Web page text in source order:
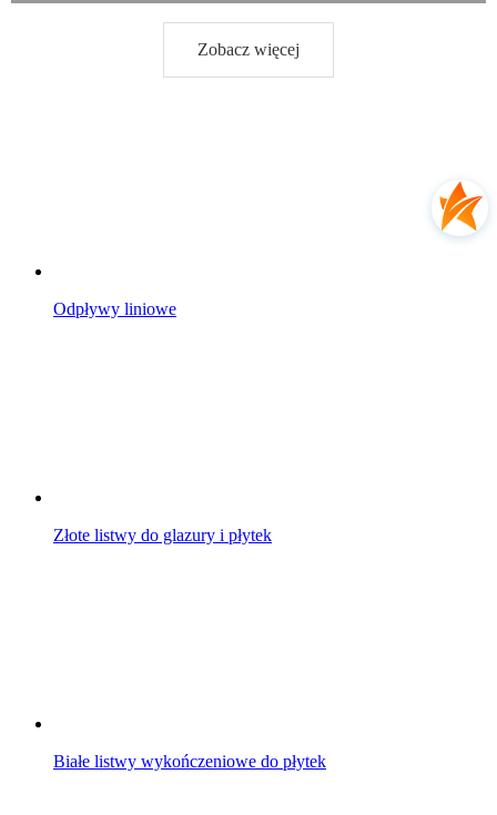
Zobacz więcej
Odpływy liniowe
Złote listwy do glazury i płytek
Białe listwy wykończeniowe do płytek